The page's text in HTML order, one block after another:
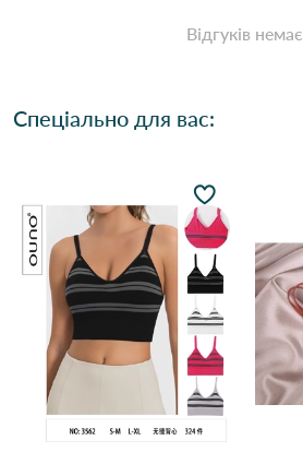
Відгуків немає
Спеціально для вас: